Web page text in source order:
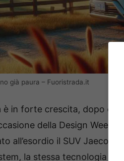
già paura – Fuoristrada.it
è in forte crescita, dopo
della Design Week
all’esordio il SUV Jaecoo
la stessa tecnologia fa